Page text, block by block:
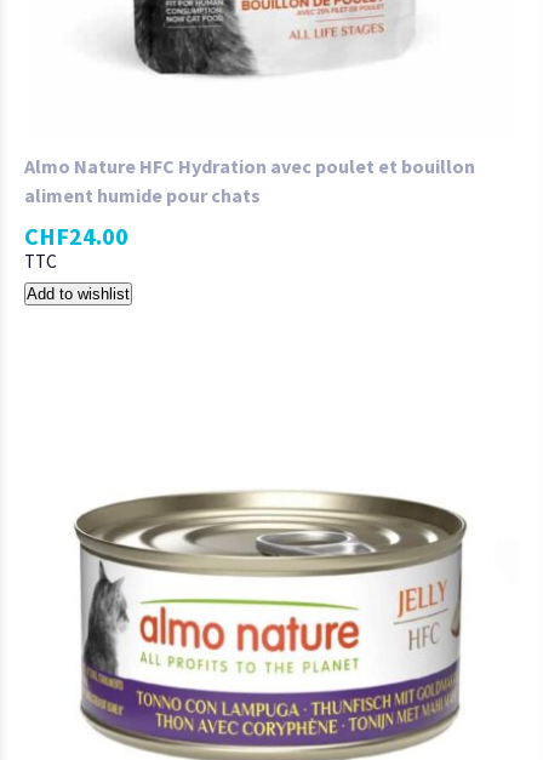
Almo Nature HFC Hydration avec poulet et bouillon
aliment humide pour chats
CHF24.00
TTC
Add to wishlist